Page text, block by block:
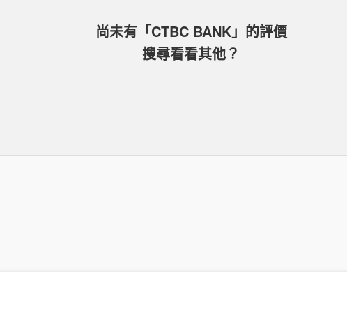
尚未有「CTBC BANK」的評價
搜尋看看其他？